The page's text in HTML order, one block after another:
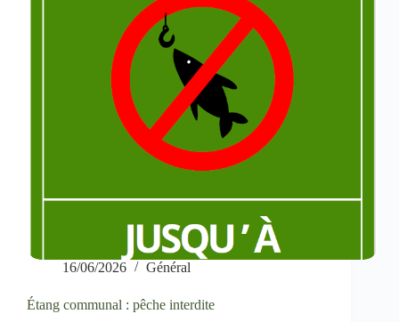
16/06/2026 Général
Étang communal : pêche interdite